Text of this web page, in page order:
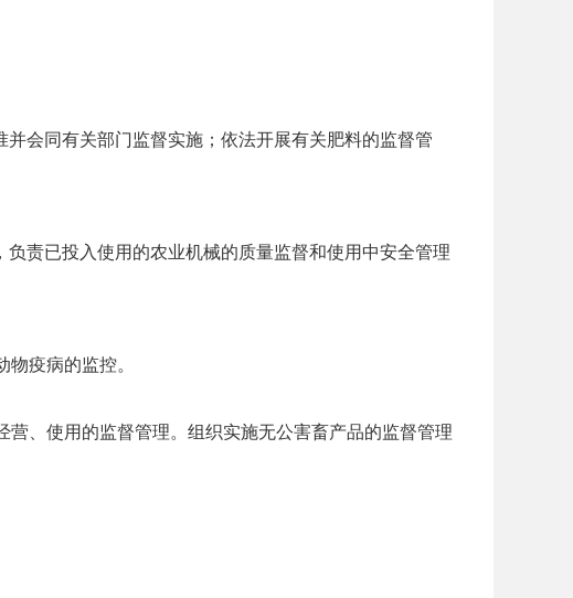
会同有关部门监督实施；依法开展有关肥料的监督管
责已投入使用的农业机械的质量监督和使用中安全管理
疫病的监控。
营、使用的监督管理。组织实施无公害畜产品的监督管理